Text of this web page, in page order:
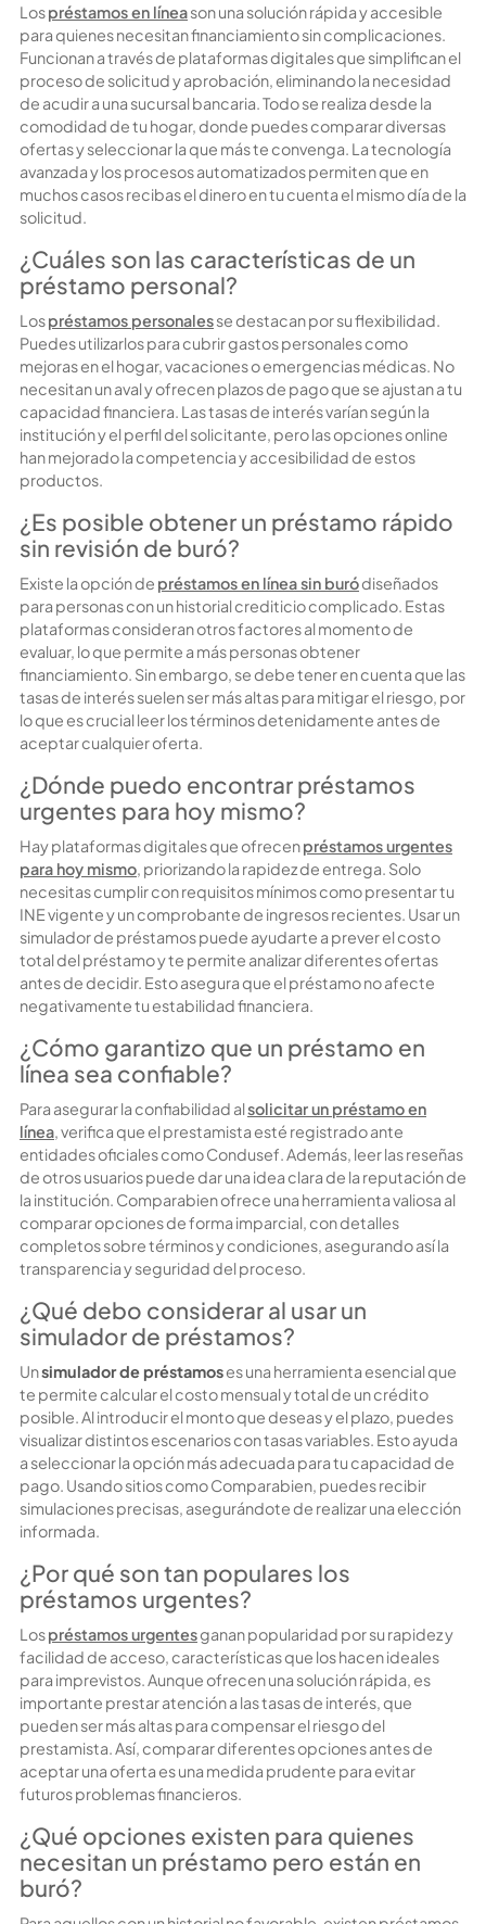
Lospréstamos en líneason una solución rápida y accesible
para quienes necesitan financiamiento sin complicaciones.
Funcionan a través de plataformas digitales que simplifican el
proceso de solicitud y aprobación, eliminando la necesidad
de acudir a una sucursal bancaria. Todo se realiza desde la
comodidad de tu hogar, donde puedes comparar diversas
ofertas y seleccionar la que más te convenga. La tecnología
avanzada y los procesos automatizados permiten que en
muchos casos recibas el dinero en tu cuenta el mismo día de la
solicitud.
¿Cuáles son las características de un
préstamo personal?
Lospréstamos personalesse destacan por su flexibilidad.
Puedes utilizarlos para cubrir gastos personales como
mejoras en el hogar, vacaciones o emergencias médicas. No
necesitan un aval y ofrecen plazos de pago que se ajustan a tu
capacidad financiera. Las tasas de interés varían según la
institución y el perfil del solicitante, pero las opciones online
han mejorado la competencia y accesibilidad de estos
productos.
¿Es posible obtener un préstamo rápido
sin revisión de buró?
Existe la opción de préstamos en línea sin buródiseñados
para personas con un historial crediticio complicado. Estas
plataformas consideran otros factores al momento de
evaluar, lo que permite a más personas obtener
financiamiento. Sin embargo, se debe tener en cuenta que las
tasas de interés suelen ser más altas para mitigar el riesgo, por
lo que es crucial leer los términos detenidamente antes de
aceptar cualquier oferta.
¿Dónde puedo encontrar préstamos
urgentes para hoy mismo?
Hay plataformas digitales que ofrecenpréstamos urgentes
para hoy mismo, priorizando la rapidez de entrega. Solo
necesitas cumplir con requisitos mínimos como presentar tu
INE vigente y un comprobante de ingresos recientes. Usar un
simulador de préstamos puede ayudarte a prever el costo
total del préstamo y te permite analizar diferentes ofertas
antes de decidir. Esto asegura que el préstamo no afecte
negativamente tu estabilidad financiera.
¿Cómo garantizo que un préstamo en
línea sea confiable?
Para asegurar la confiabilidad alsolicitar un préstamo en
línea, verifica que el prestamista esté registrado ante
entidades oficiales como Condusef. Además, leer las reseñas
de otros usuarios puede dar una idea clara de la reputación de
la institución. Comparabien ofrece una herramienta valiosa al
comparar opciones de forma imparcial, con detalles
completos sobre términos y condiciones, asegurando así la
transparencia y seguridad del proceso.
¿Qué debo considerar al usar un
simulador de préstamos?
Unsimulador de préstamoses una herramienta esencial que
te permite calcular el costo mensual y total de un crédito
posible. Al introducir el monto que deseas y el plazo, puedes
visualizar distintos escenarios con tasas variables. Esto ayuda
a seleccionar la opción más adecuada para tu capacidad de
pago. Usando sitios como Comparabien, puedes recibir
simulaciones precisas, asegurándote de realizar una elección
informada.
¿Por qué son tan populares los
préstamos urgentes?
Lospréstamos urgentesganan popularidad por su rapidez y
facilidad de acceso, características que los hacen ideales
para imprevistos. Aunque ofrecen una solución rápida, es
importante prestar atención a las tasas de interés, que
pueden ser más altas para compensar el riesgo del
prestamista. Así, comparar diferentes opciones antes de
aceptar una oferta es una medida prudente para evitar
futuros problemas financieros.
¿Qué opciones existen para quienes
necesitan un préstamo pero están en
buró?